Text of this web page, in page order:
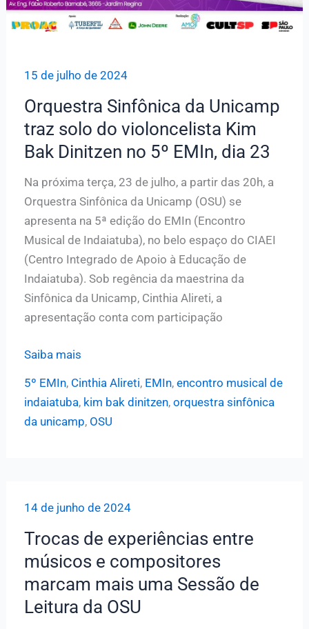
15 de julho de 2024
Orquestra Sinfônica da Unicamp
traz solo do violoncelista Kim
Bak Dinitzen no 5º EMIn, dia 23
Na próxima terça, 23 de julho, a partir das 20h, a
Orquestra Sinfônica da Unicamp (OSU) se
apresenta na 5ª edição do EMIn (Encontro
Musical de Indaiatuba), no belo espaço do CIAEI
(Centro Integrado de Apoio à Educação de
Indaiatuba). Sob regência da maestrina da
Sinfônica da Unicamp, Cinthia Alireti, a
apresentação conta com participação
Orquestra
Kim
Dinitzen
no
5º
EMIn,
Saiba mais
5º EMIn, Cinthia Alireti, EMIn, encontro musical de
indaiatuba, kim bak dinitzen, orquestra sinfônica
da unicamp, OSU
14 de junho de 2024
Trocas de experiências entre
músicos e compositores
marcam mais uma Sessão de
Leitura da OSU